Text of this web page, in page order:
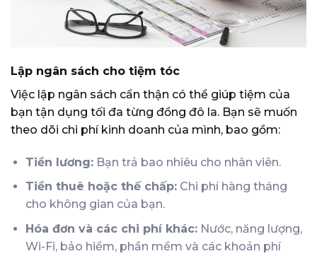
Lập ngân sách cho tiệm tóc
Việc lập ngân sách cẩn thận có thể giúp tiệm của
bạn tận dụng tối đa từng đồng đô la. Bạn sẽ muốn
theo dõi chi phí kinh doanh của mình, bao gồm:
Tiền lương:Bạn trả bao nhiêu cho nhân viên.
Tiền thuê hoặc thế chấp:Chi phí hàng tháng
cho không gian của bạn.
Hóa đơn và các chi phí khác:Nước, năng lượng,
Wi-Fi, bảo hiểm, phần mềm và các khoản phí